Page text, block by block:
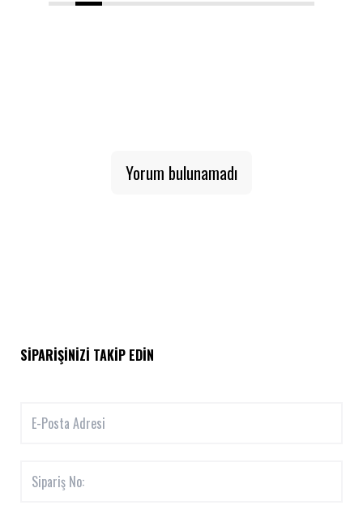
1 2 3 4 5 6 7 8 9 10
Yorum bulunamadı
SIPARIŞINIZI TAKIP EDIN